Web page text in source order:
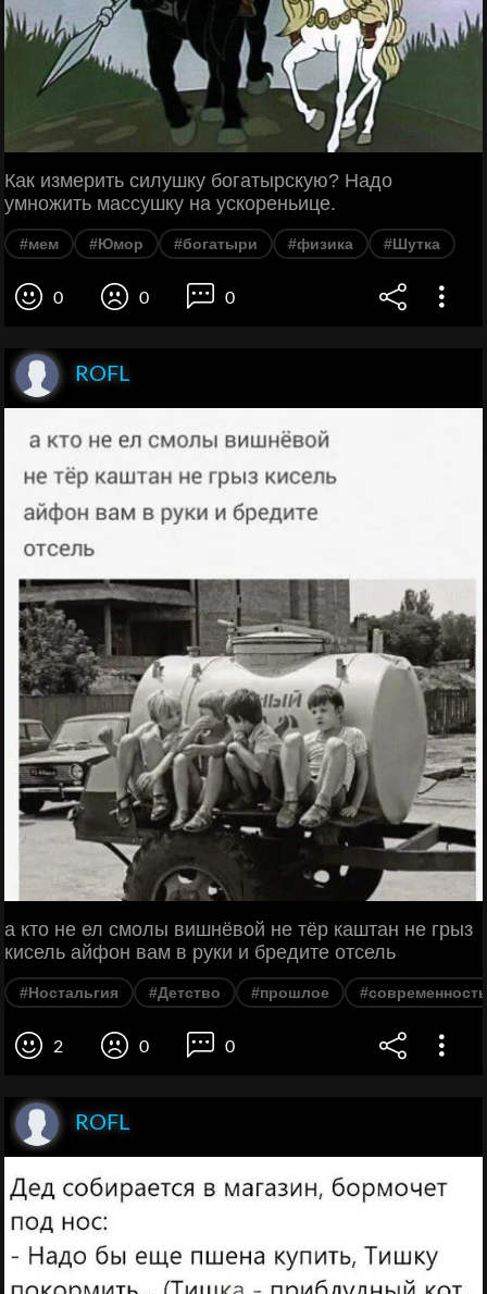
Как измерить силушку богатырскую? Надо
умножить массушку на ускореньице.
#мем #Юмор #богатыри #физика #Шутка
0 0 0
ROFL
а кто не ел смолы вишнёвой не тёр каштан не грыз
кисель айфон вам в руки и бредите отсель
#Ностальгия #Детство #прошлое #современность
2 0 0
ROFL